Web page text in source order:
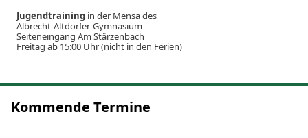
Jugendtraining in der Mensa des
Albrecht-Altdorfer-Gymnasium
Seiteneingang Am Stärzenbach
Freitag ab 15:00 Uhr (nicht in den Ferien)
Kommende Termine